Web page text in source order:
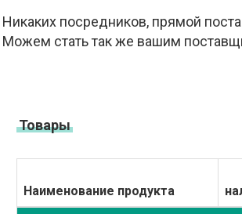
Никаких посредников, прямой
Можем стать так же вашим
Товары
Наименование продукта